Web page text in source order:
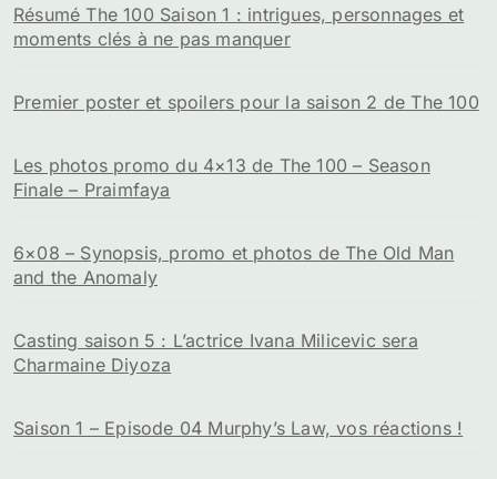
Résumé The 100 Saison 1 : intrigues, personnages et
moments clés à ne pas manquer
Premier poster et spoilers pour la saison 2 de The 100
Les photos promo du 4×13 de The 100 – Season
Finale – Praimfaya
6×08 – Synopsis, promo et photos de The Old Man
and the Anomaly
Casting saison 5 : L’actrice Ivana Milicevic sera
Charmaine Diyoza
Saison 1 – Episode 04 Murphy’s Law, vos réactions !